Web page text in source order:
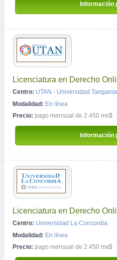
Información
Licenciatura en Derecho
Centro: UTAN - Universidad
Modalidad: En línea
Precio: pago mensual de 2.450 mx$
Información
Licenciatura en Derecho
Centro: Universidad La Concordia
Modalidad: En línea
Precio: pago mensual de 2.450 mx$